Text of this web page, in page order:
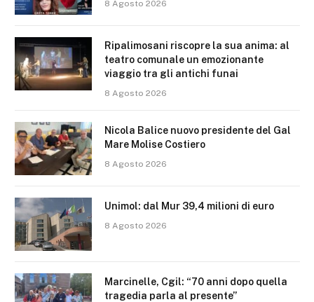
8 Agosto 2026
Ripalimosani riscopre la sua anima: al
teatro comunale un emozionante
viaggio tra gli antichi funai
8 Agosto 2026
Nicola Balice nuovo presidente del Gal
Mare Molise Costiero
8 Agosto 2026
Unimol: dal Mur 39,4 milioni di euro
8 Agosto 2026
Marcinelle, Cgil: “70 anni dopo quella
tragedia parla al presente”